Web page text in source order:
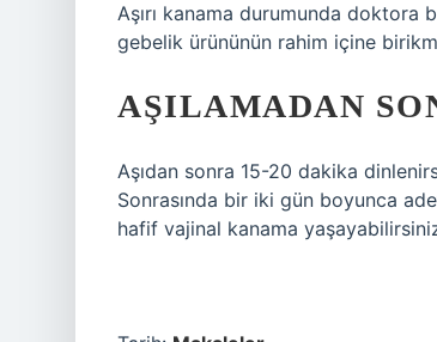
Aşırı kanama durumunda doktora
gebelik ürününün rahim içine
AŞILAMADAN
Aşıdan sonra 15-20 dakika
Sonrasında bir iki gün boyunca
hafif vajinal kanama